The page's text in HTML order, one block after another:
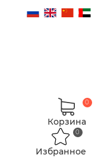
Корзина
0
Избранное
0